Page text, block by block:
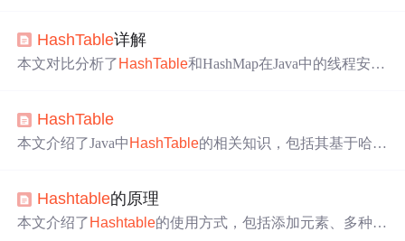
HashTable详解
本文对比分析了 HashTable和HashMap在Java中的线程安
HashTable
本文介绍了Java中 HashTable的相关知识，包括其基于哈希
的方法、性能测试，最后对比了Hashmap和
别。
Hashtable的原理
本文介绍了 Hashtable的使用方式，包括添加元素、多种遍